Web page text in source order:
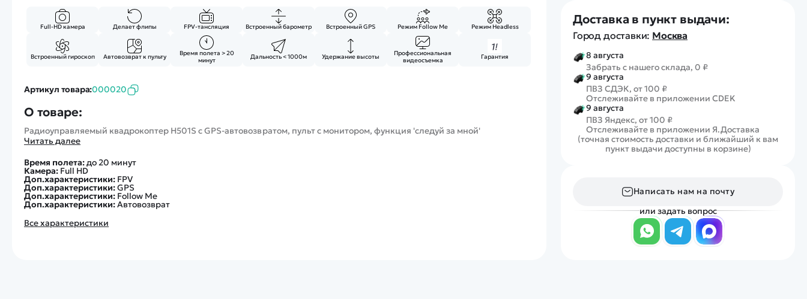
Full-HD камера Делает флипы FPV-тансляция Встроенный барометр Встроенный GPS Режим Follow Me Режим Headless
Встроенный гироскоп Автовозврат к пульту
Время полета > 20
минут
Дальность < 1000м Удержание высоты
Профессиональная
видеосъемка
Гарантия
Артикул товара:000020
О товаре:
Радиоуправляемый квадрокоптер H501S с GPS-автовозвратом, пульт с монитором, функция 'следуй за мной'
Читать далее
Время полета:до 20 минут
Камера: Full HD
Доп.характеристики: FPV
Доп.характеристики:GPS
Доп.характеристики: Follow Me
Доп.характеристики:Автовозврат
Все характеристики
Доставка в пункт выдачи:
Город доставки: Москва
8 августа
Забрать с нашего склада, 0 ₽
9 августа
ПВЗ СДЭК, от 100 ₽
Отслеживайте в приложении CDEK
9 августа
ПВЗ Яндекс, от 100 ₽
Отслеживайте в приложении Я.Доставка
(точная стоимость доставки и ближайший к вам
пункт выдачи доступны в корзине)
Написать нам на почту
или задать вопрос